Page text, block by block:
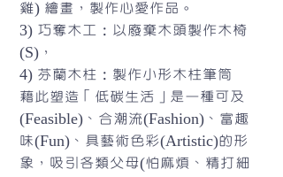
雞) 繪畫，製作心愛作品。
3) 巧奪木工：以廢棄木頭製作木椅
(S)，
4) 芬蘭木柱：製作小形木柱筆筒
藉此塑造「低碳生活」是一種可及
(Feasible)、合潮流(Fashion)、富趣
味(Fun)、具藝術色彩(Artistic)的形
象，吸引各類父母(怕麻煩、精打細